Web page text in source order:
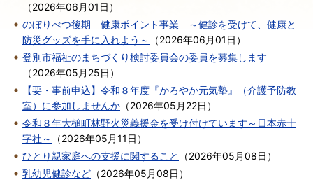
（2026年06月01日 ）
のぼりべつ後期 健康ポイント事業 ～健診を受けて、健康と
防災グッズを手に入れよう～
（2026年06月01日 ）
登別市福祉のまちづくり検討委員会の委員を募集します
（2026年05月25日 ）
【要・事前申込】令和８年度『かろやか元気塾』（介護予防教
室）に参加しませんか （2026年05月22日 ）
令和８年大槌町林野火災義援金を受け付けています～日本赤十
字社～
（2026年05月11日 ）
ひとり親家庭への支援に関すること
（2026年05月08日 ）
乳幼児健診など （2026年05月08日 ）